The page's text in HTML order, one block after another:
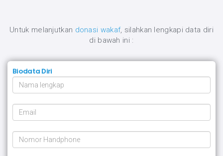
Untuk melanjutkan donasi wakaf, silahkan lengkapi data diri
di bawah ini :
Biodata Diri